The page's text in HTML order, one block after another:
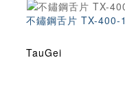
不鏽鋼舌片 TX-400-1
TauGei